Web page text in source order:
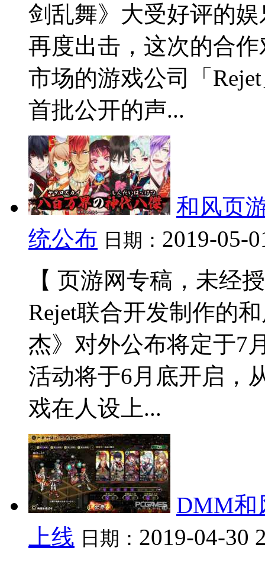
剑乱舞》大受好评的
再度出击，这次的合
市场的游戏公司「
首批公开的声...
和风页
统公布 日期： 2019-05-
【 页游网专稿，未经
Rejet联合开发制作的
杰》对外公布将定于7
活动将于6月底开启，
戏在人设上...
DMM和
上线 日期： 2019-04-30